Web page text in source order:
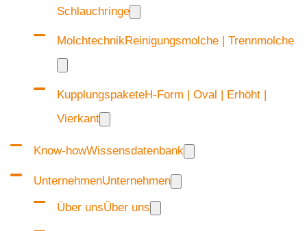
Schlauchringe
MolchtechnikReinigungsmolche | Trennmolche
KupplungspaketeH-Form | Oval | Erhöht |
Vierkant
Know-howWissensdatenbank
UnternehmenUnternehmen
Über unsÜber uns